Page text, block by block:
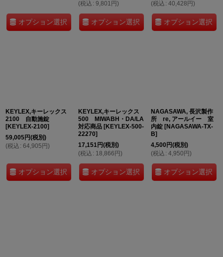
オプション選択
(税込 : 9,801 円)
オプション選択
(税込 : 40,428円)
オプション選択
KEYLEX,キーレックス
2100 自動施錠
[KEYLEX-2100]
59,005円(税別)
(税込 : 64,905円)
オプション選択
KEYLEX,キーレックス
500 MIWABH・DA/LA
対応商品 [KEYLEX-500-
22270]
17,151円(税別)
(税込 : 18,866円)
オプション選択
NAGASAWA, 長沢製作
所 re, アールイー 室
内錠 [NAGASAWA-TX-
B]
4,500円(税別)
(税込 : 4,950円)
オプション選択